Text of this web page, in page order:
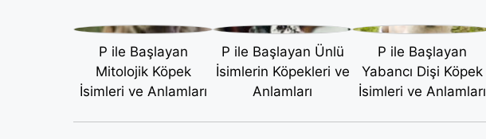
P ile Başlayan
Mitolojik Köpek
İsimleri ve Anlamları
P ile Başlayan Ünlü
İsimlerin Köpekleri ve
Anlamları
P ile Başlayan
Yabancı Dişi Köpek
İsimleri ve Anlamları